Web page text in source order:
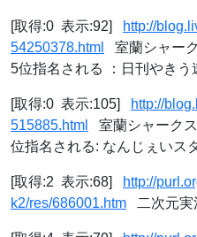
[取得:0 表示:92]
http://
54250378.html
室蘭シャー
5位指名される ：日刊やきう
[取得:0 表示:105]
http://
515885.html
室蘭シャーク
位指名される: なんじぇいス
[取得:2 表示:68]
http://
k2/res/686001.htm 二次元実